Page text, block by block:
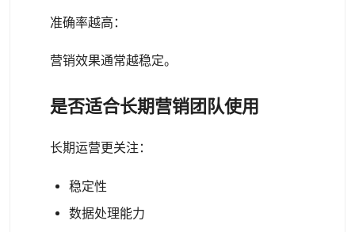
准确率越高：
营销效果通常越稳定。
是否适合长期营销团队使用
长期运营更关注：
稳定性
数据处理能力